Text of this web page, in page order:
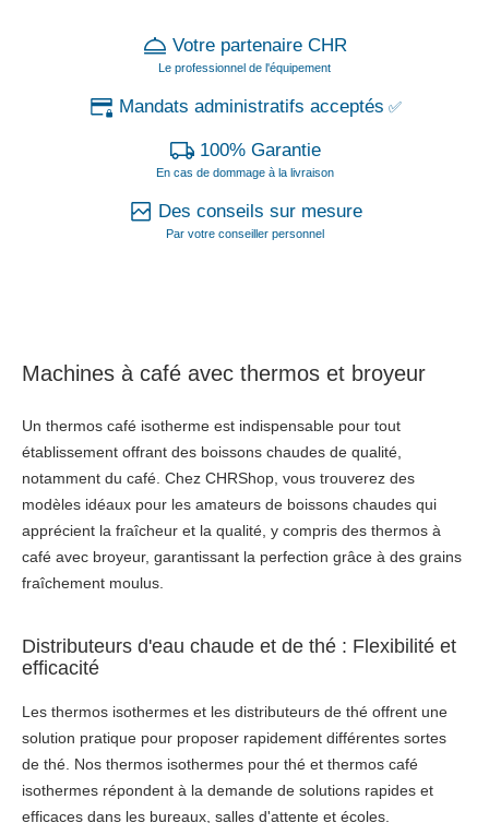
Votre partenaire CHR
Le professionnel de l'équipement
Mandats administratifs acceptés ✅
100% Garantie
En cas de dommage à la livraison
Des conseils sur mesure
Par votre conseiller personnel
Machines à café avec thermos et broyeur
Un thermos café isotherme est indispensable pour tout
établissement offrant des boissons chaudes de qualité,
notamment du café. Chez CHRShop, vous trouverez des
modèles idéaux pour les amateurs de boissons chaudes qui
apprécient la fraîcheur et la qualité, y compris des thermos à
café avec broyeur, garantissant la perfection grâce à des grains
fraîchement moulus.
Distributeurs d'eau chaude et de thé : Flexibilité et
efficacité
Les thermos isothermes et les distributeurs de thé offrent une
solution pratique pour proposer rapidement différentes sortes
de thé. Nos thermos isothermes pour thé et thermos café
isothermes répondent à la demande de solutions rapides et
efficaces dans les bureaux, salles d'attente et écoles.